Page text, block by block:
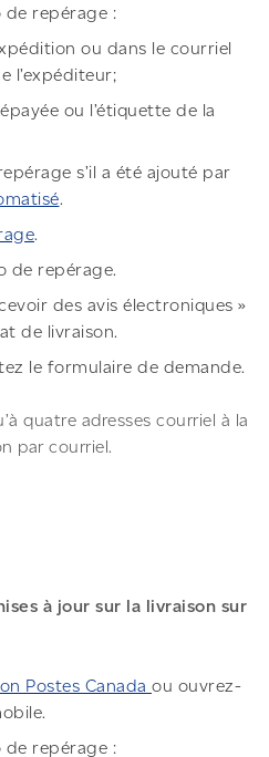
repérage :
ou dans le courriel
l’expéditeur;
ou l’étiquette de la
s’il a été ajouté par
.
.
de repérage.
des avis électroniques »
de livraison.
le formulaire de demande.
quatre adresses courriel à la
par courriel.
à jour sur la livraison sur
Postes Canada ou ouvrez-
repérage :